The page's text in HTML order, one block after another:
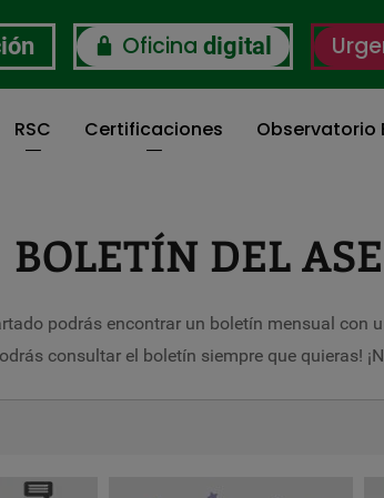
Oficina digital
RSC Certificaciones Observatorio
BOLETÍN DEL
podrás encontrar un boletín mensual con
consultar el boletín siempre que quieras!